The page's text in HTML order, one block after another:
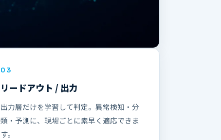
リードアウト / 出力
出力層だけを学習して判定。異常検知・分
類・予測に、現場ごとに素早く適応できま
す。